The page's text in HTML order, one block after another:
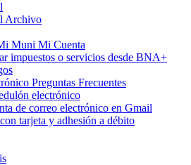
Archivo
Muni Mi Cuenta
impuestos o servicios desde BNA+
Preguntas Frecuentes
electrónico
de correo electrónico en Gmail
tarjeta y adhesión a débito